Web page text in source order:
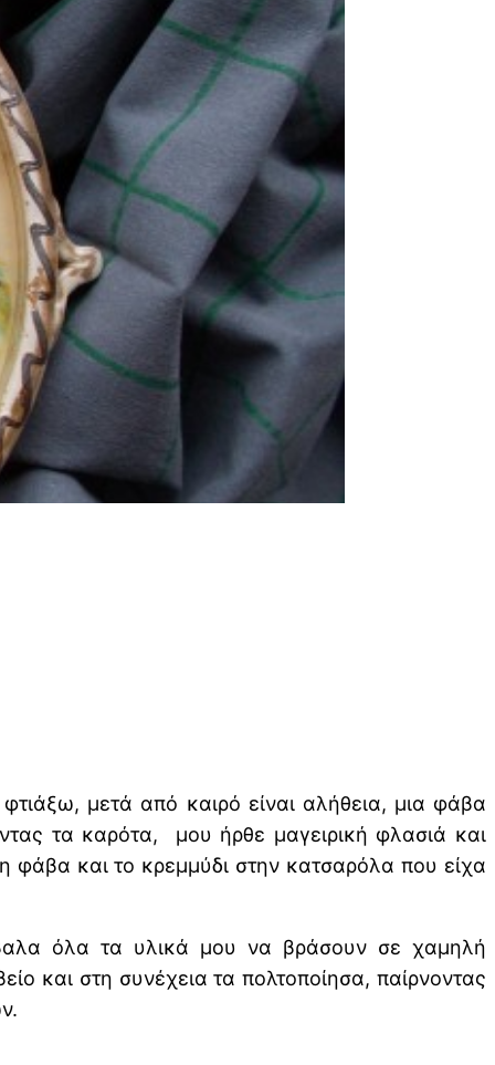
μετά από καιρό είναι αλήθεια, μια φάβα
τα καρότα, μου ήρθε μαγειρική φλασιά και
φάβα και το κρεμμύδι στην κατσαρόλα που είχα
όλα τα υλικά μου να βράσουν σε χαμηλή
και στη συνέχεια τα πολτοποίησα, παίρνοντας